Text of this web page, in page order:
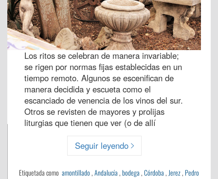
Los ritos se celebran de manera invariable;
se rigen por normas fijas establecidas en un
tiempo remoto. Algunos se escenifican de
manera decidida y escueta como el
escanciado de venencia de los vinos del sur.
Otros se revisten de mayores y prolijas
liturgias que tienen que ver (o de allí
Seguir leyendo
Etiquetada como amontillado,Andalucía,bodega,Córdoba, Jerez, Pedro